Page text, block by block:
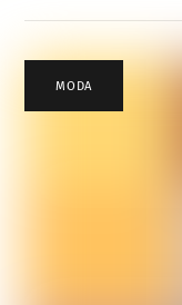
MODA